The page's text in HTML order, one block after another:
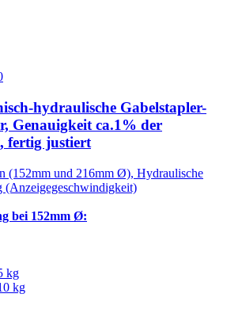
hydraulische Gabelstapler-
Genauigkeit ca.1% der
fertig justiert
(152mm und 216mm Ø), Hydraulische
(Anzeigegeschwindigkeit)
bei 152mm Ø:
kg
kg